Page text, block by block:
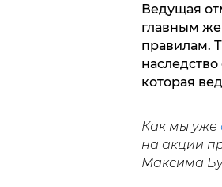
Ведущая
главным же
правилам.
которая
Как мы уже
на акции
Максима